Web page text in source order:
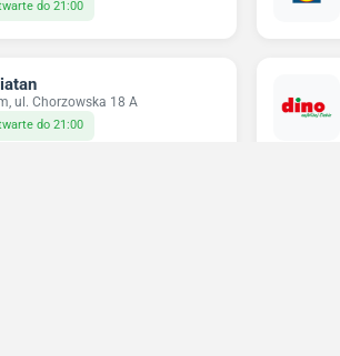
do 21:00
ul. Chorzowska 18 A
do 21:00